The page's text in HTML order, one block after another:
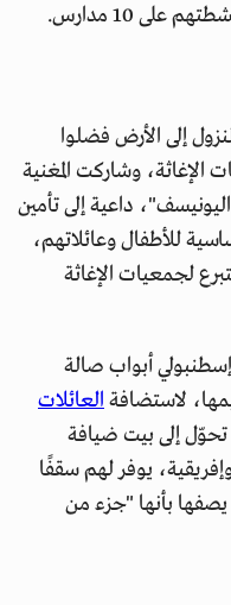
10 مدارس.
إلى الأرض فضلوا
وشاركت المغنية
داعية إلى تأمين
للأطفال وعائلاتهم،
لجمعيات الإغاثة
أبواب صالة
لاستضافةالعائلات
إلى بيت ضيافة
يوفر لهم سقفًا
بأنها "جزء من